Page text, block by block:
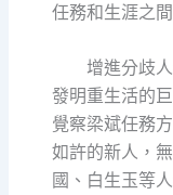
任務和生涯之
增進分歧
發明重生活的
覺察梁斌任務
如許的新人，
國、白生玉等